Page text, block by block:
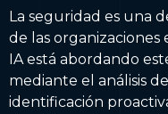
La seguridad es una
de las organizaciones
IA está abordando
mediante el análisis
identificación